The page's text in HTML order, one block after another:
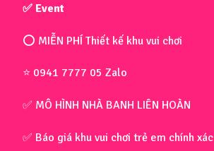
✅ Event
⭕ MIỄN PHÍ Thiết kế khu vui chơi
⭐ 0941 7777 05 Zalo
✅ MÔ HÌNH NHÀ BANH LIÊN HOÀN
✅ Báo giá khu vui chơi trẻ em chính xác